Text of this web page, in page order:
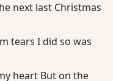
next last Christmas
tears I did so was
heart But on the